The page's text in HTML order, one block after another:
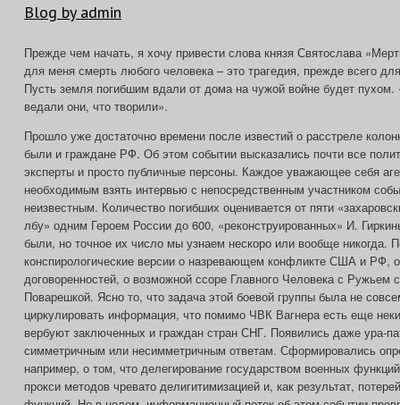
Blog by admin
Прежде чем начать, я хочу привести слова князя Святослава
для меня смерть любого человека – это трагедия, прежде всего
Пусть земля погибшим вдали от дома на чужой войне будет пухом.
ведали они, что творили».
Прошло уже достаточно времени после известий о расстреле
были и граждане РФ. Об этом событии высказались почти все
эксперты и просто публичные персоны. Каждое уважающее себя
необходимым взять интервью с непосредственным участником
неизвестным. Количество погибших оценивается от пяти
лбу» одним Героем России до 600, «реконструированных» И.
были, но точное их число мы узнаем нескоро или вообще никогда.
конспирологические версии о назревающем конфликте США и РФ,
договоренностей, о возможной ссоре Главного Человека с Ружьем
Поварешкой. Ясно то, что задача этой боевой группы была не
циркулировать информация, что помимо ЧВК Вагнера есть еще
вербуют заключенных и граждан стран СНГ. Появились даже ура-
симметричным или несимметричным ответам. Сформировались
например, о том, что делегирование государством военных
прокси методов чревато делигитимизацией и, как результат,